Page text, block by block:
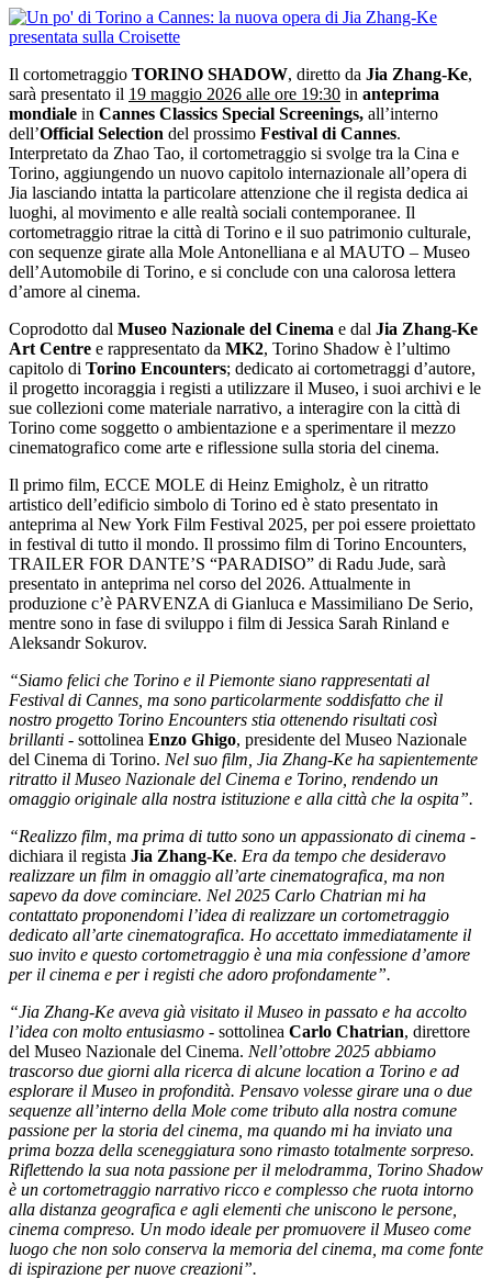
Il cortometraggio TORINO SHADOW, diretto da Jia Zhang-Ke,
sarà presentato il 19 maggio 2026 alle ore 19:30 in anteprima
mondiale in Cannes Classics Special Screenings, all’interno
dell’Official Selection del prossimo Festival di Cannes.
Interpretato da Zhao Tao, il cortometraggio si svolge tra la Cina e
Torino, aggiungendo un nuovo capitolo internazionale all’opera di
Jia lasciando intatta la particolare attenzione che il regista dedica ai
luoghi, al movimento e alle realtà sociali contemporanee. Il
cortometraggio ritrae la città di Torino e il suo patrimonio culturale,
con sequenze girate alla Mole Antonelliana e al MAUTO – Museo
dell’Automobile di Torino, e si conclude con una calorosa lettera
d’amore al cinema.
Coprodotto dal Museo Nazionale del Cinema e dal Jia Zhang-Ke
Art Centre e rappresentato da MK2, Torino Shadow è l’ultimo
capitolo di Torino Encounters; dedicato ai cortometraggi d’autore,
il progetto incoraggia i registi a utilizzare il Museo, i suoi archivi e le
sue collezioni come materiale narrativo, a interagire con la città di
Torino come soggetto o ambientazione e a sperimentare il mezzo
cinematografico come arte e riflessione sulla storia del cinema.
Il primo film, ECCE MOLE di Heinz Emigholz, è un ritratto
artistico dell’edificio simbolo di Torino ed è stato presentato in
anteprima al New York Film Festival 2025, per poi essere proiettato
in festival di tutto il mondo. Il prossimo film di Torino Encounters,
TRAILER FOR DANTE’S “PARADISO” di Radu Jude, sarà
presentato in anteprima nel corso del 2026. Attualmente in
produzione c’è PARVENZA di Gianluca e Massimiliano De Serio,
mentre sono in fase di sviluppo i film di Jessica Sarah Rinland e
Aleksandr Sokurov.
“Siamo felici che Torino e il Piemonte siano rappresentati al
Festival di Cannes, ma sono particolarmente soddisfatto che il
nostro progetto Torino Encounters stia ottenendo risultati così
brillanti - sottolinea Enzo Ghigo, presidente del Museo Nazionale
del Cinema di Torino. Nel suo film, Jia Zhang-Ke ha sapientemente
ritratto il Museo Nazionale del Cinema e Torino, rendendo un
omaggio originale alla nostra istituzione e alla città che la ospita”.
“Realizzo film, ma prima di tutto sono un appassionato di cinema -
dichiara il regista Jia Zhang-Ke. Era da tempo che desideravo
realizzare un film in omaggio all’arte cinematografica, ma non
sapevo da dove cominciare. Nel 2025 Carlo Chatrian mi ha
contattato proponendomi l’idea di realizzare un cortometraggio
dedicato all’arte cinematografica. Ho accettato immediatamente il
suo invito e questo cortometraggio è una mia confessione d’amore
per il cinema e per i registi che adoro profondamente”.
“Jia Zhang-Ke aveva già visitato il Museo in passato e ha accolto
l’idea con molto entusiasmo - sottolinea Carlo Chatrian, direttore
del Museo Nazionale del Cinema. Nell’ottobre 2025 abbiamo
trascorso due giorni alla ricerca di alcune location a Torino e ad
esplorare il Museo in profondità. Pensavo volesse girare una o due
sequenze all’interno della Mole come tributo alla nostra comune
passione per la storia del cinema, ma quando mi ha inviato una
prima bozza della sceneggiatura sono rimasto totalmente sorpreso.
Riflettendo la sua nota passione per il melodramma, Torino Shadow
è un cortometraggio narrativo ricco e complesso che ruota intorno
alla distanza geografica e agli elementi che uniscono le persone,
cinema compreso. Un modo ideale per promuovere il Museo come
luogo che non solo conserva la memoria del cinema, ma come fonte
di ispirazione per nuove creazioni”.